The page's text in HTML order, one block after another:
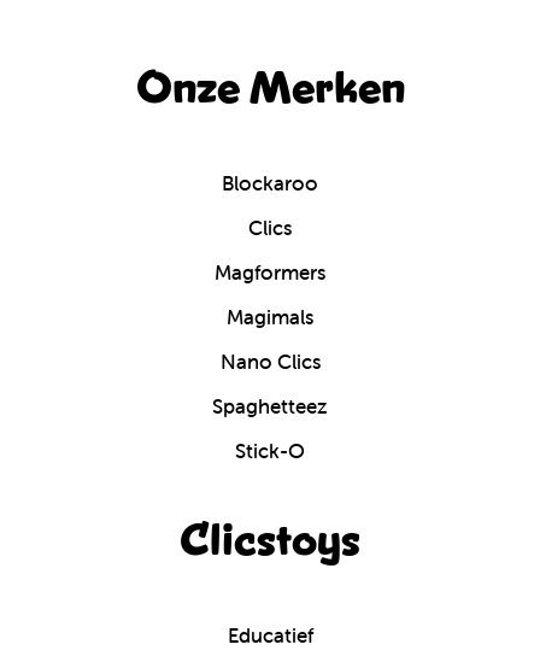
Onze Merken
Blockaroo
Clics
Magformers
Magimals
Nano Clics
Spaghetteez
Stick-O
Clicstoys
Educatief